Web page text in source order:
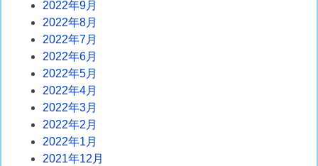
2022年9月
2022年8月
2022年7月
2022年6月
2022年5月
2022年4月
2022年3月
2022年2月
2022年1月
2021年12月